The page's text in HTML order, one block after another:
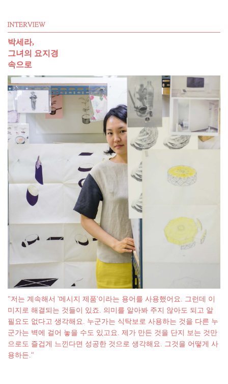
박세라,
그녀의 요지경
속으로
"저는 계속해서 '메시지 제품'이라는 용어를 사용했어요. 그런데 이
미지로 해결되는 것들이 있죠. 의미를 알아봐 주지 않아도 되고 알
필요도 없다고 생각해요. 누군가는 식탁보로 사용하는 것을 다른 누
군가는 벽에 걸어 놓을 수도 있고요. 제가 만든 것을 단지 보는 것만
으로도 즐겁게 느낀다면 성공한 것으로 생각해요. 그것을 어떻게 사
용하든."